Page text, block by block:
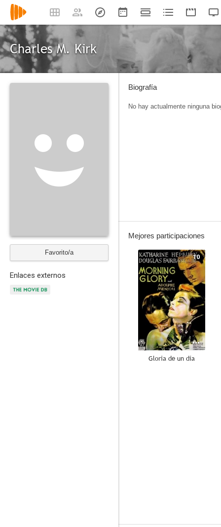
Charles M. Kirk
Favorito/a
Enlaces externos
Biografía
No hay actualmente ninguna
Mejores participaciones
10
Gloria de un día